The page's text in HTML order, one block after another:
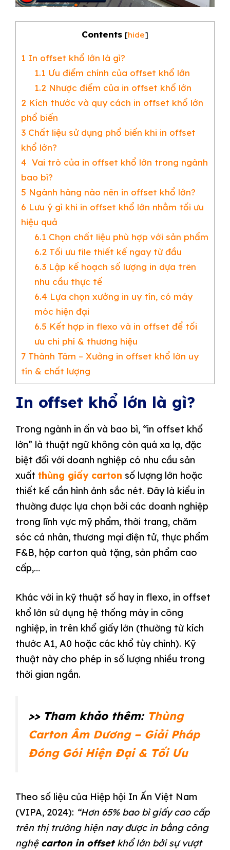
Contents [hide]
1 In offset khổ lớn là gì?
1.1 Ưu điểm chính của offset khổ lớn
1.2Nhược điểm của in offset khổ lớn
2 Kích thước và quy cách in offset khổ lớn
phổ biến
3 Chất liệu sử dụng phổ biến khi in offset
khổ lớn?
4 Vai trò của in offset khổ lớn trong ngành
bao bì?
5 Ngành hàng nào nên in offset khổ lớn?
6 Lưu ý gì khi in offset khổ lớn nhằm tối ưu
hiệu quả
6.1 Chọn chất liệu phù hợp với sản phẩm
6.2Tối ưu file thiết kế ngay từ đầu
6.3Lập kế hoạch số lượng in dựa trên
nhu cầu thực tế
6.4 Lựa chọn xưởng in uy tín, có máy
móc hiện đại
6.5 Kết hợp in flexo và in offset để tối
ưu chi phí & thương hiệu
7 Thành Tâm – Xưởng in offset khổ lớn uy
tín & chất lượng
In offset khổ lớn là gì?
Trong ngành in ấn và bao bì, “in offset khổ
lớn” là thuật ngữ không còn quá xa lạ, đặc
biệt đối với doanh nghiệp có nhu cầu sản
xuất thùng giấy carton số lượng lớn hoặc
thiết kế cần hình ảnh sắc nét. Đây là kiểu in
thường được lựa chọn bởi các doanh nghiệp
trong lĩnh vực mỹ phẩm, thời trang, chăm
sóc cá nhân, thương mại điện tử, thực phẩm
F&B, hộp carton quà tặng, sản phẩm cao
cấp,…
Khác với in kỹ thuật số hay in flexo, in offset
khổ lớn sử dụng hệ thống máy in công
nghiệp, in trên khổ giấy lớn (thường từ kích
thước A1, A0 hoặc các khổ tùy chỉnh). Kỹ
thuật này cho phép in số lượng nhiều trong
thời gian ngắn.
>> Tham khảo thêm: Thùng
Carton Âm Dương – Giải Pháp
Đóng Gói Hiện Đại & Tối Ưu
Theo số liệu của Hiệp hội In Ấn Việt Nam
(VIPA, 2024): “Hơn 65% bao bì giấy cao cấp
trên thị trường hiện nay được in bằng công
nghệ carton in offset khổ lớn bởi sự vượt